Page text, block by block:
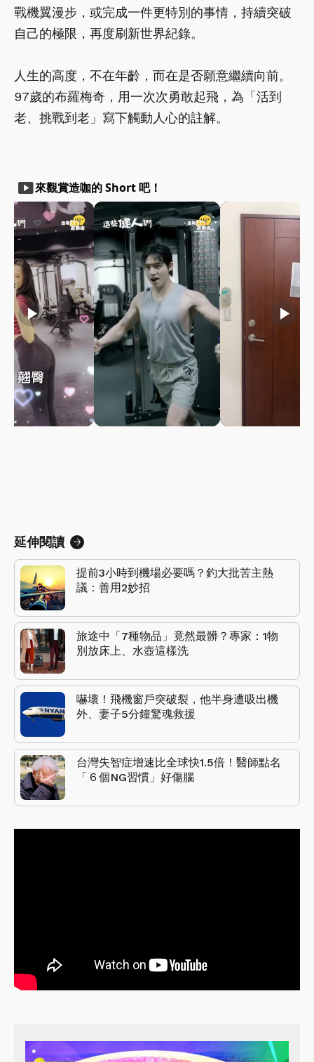
戰機翼漫步，或完成一件更特別的事情，持續突破
自己的極限，再度刷新世界紀錄。
人生的高度，不在年齡，而在是否願意繼續向前。
97歲的布羅梅奇，用一次次勇敢起飛，為「活到
老、挑戰到老」寫下觸動人心的註解。
smart_display來觀賞造咖的 Short 吧！
play_arrow play_arrow play_arrow
延伸閱讀
提前3小時到機場必要嗎？釣大批苦主熱
議：善用2妙招
旅途中「7種物品」竟然最髒？專家：1物
別放床上、水壺這樣洗
嚇壞！飛機窗戶突破裂，他半身遭吸出機
外、妻子5分鐘驚魂救援
台灣失智症增速比全球快1.5倍！醫師點名
「６個NG習慣」好傷腦